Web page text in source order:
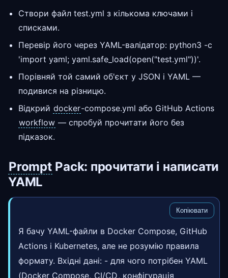
Створи файл test.yml з кількома ключами і
списками.
Перевір його через YAML-валідатор: python3 -c
'import yaml; yaml.safe_load(open("test.yml"))'.
Порівняй той самий об'єкт у JSON і YAML —
подивися на різницю.
Відкрий docker-compose.yml або GitHub Actions
workflow — спробуй прочитати його без
підказок.
Prompt Pack: прочитати і написати
YAML
Копіювати
Я бачу YAML-файли в Docker Compose, GitHub
Actions і Kubernetes, але не розумію правила
формату. Вхідні дані: - для чого потрібен YAML
(Docker Compose, CI/CD, конфігурація